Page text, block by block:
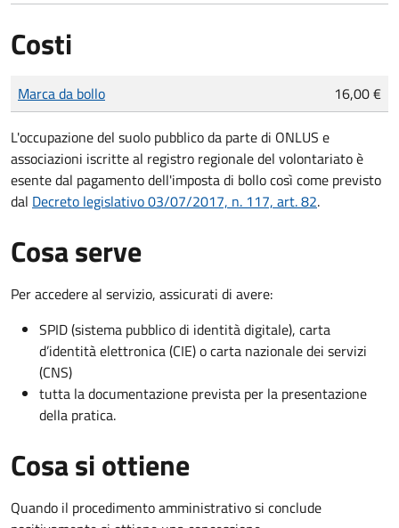
Costi
Tipo di pagamento
Importo
Marca da bollo 16,00 €
L'occupazione del suolo pubblico da parte di ONLUS e
associazioni iscritte al registro regionale del volontariato è
esente dal pagamento dell'imposta di bollo così come previsto
dal Decreto legislativo 03/07/2017, n. 117, art. 82.
Cosa serve
Per accedere al servizio, assicurati di avere:
SPID (sistema pubblico di identità digitale), carta
d’identità elettronica (CIE) o carta nazionale dei servizi
(CNS)
tutta la documentazione prevista per la presentazione
della pratica.
Cosa si ottiene
Quando il procedimento amministrativo si conclude